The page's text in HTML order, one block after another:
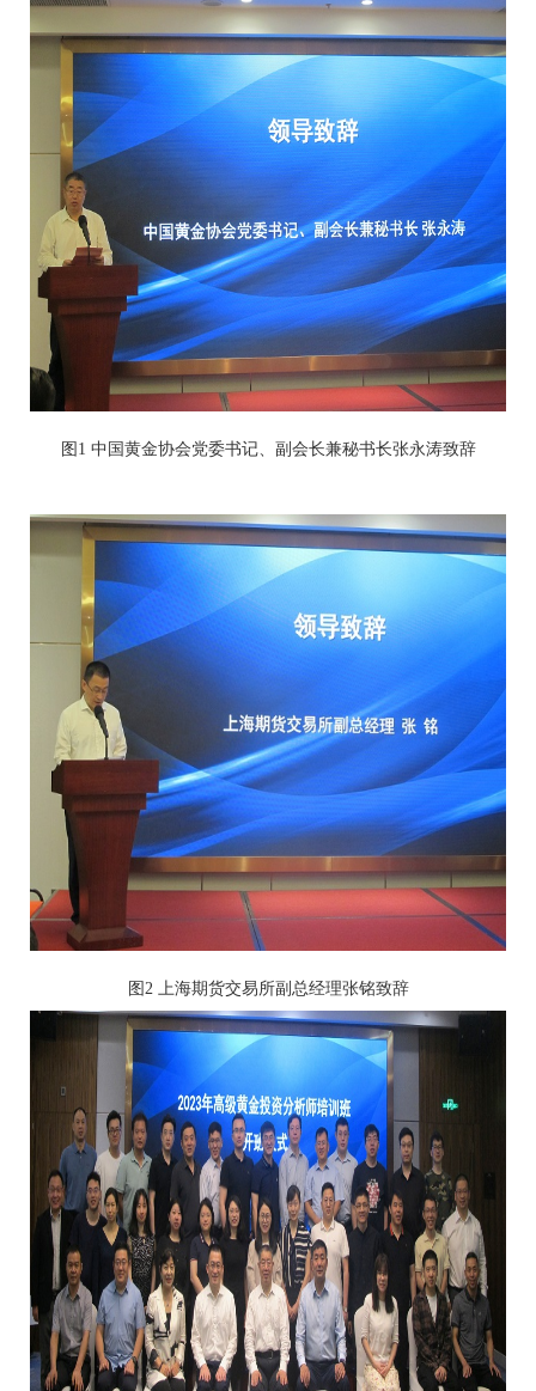
图1 中国黄金协会党委书记、副会长兼秘书长张永涛致辞
图2 上海期货交易所副总经理张铭致辞